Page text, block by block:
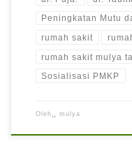
Peningkatan Mutu
rumah sakit
rumah sakit mulya
Sosialisasi PMKP
Oleh␣ mulya